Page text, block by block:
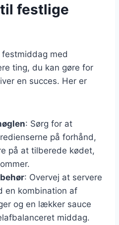
festlige
med
ting, du kan gøre for
en succes. Her er
: Sørg for at
på forhånd,
på at tilberede kødet,
: Overvej at servere
en kombination af
og en lækker sauce
middag.